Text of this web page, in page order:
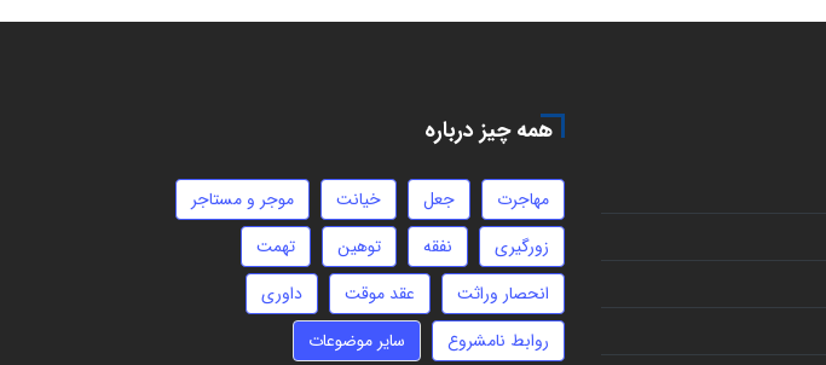
همه چیز درباره
مهاجرت جعل خیانت
موجر و مستاجر
زورگیری
نفقه توهین
تهمت
انحصار وراثت
عقد موقت
داوری
روابط نامشروع
سایر موضوعات